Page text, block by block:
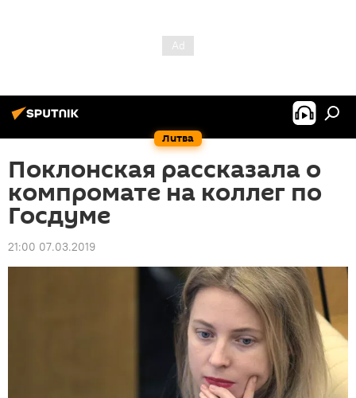
Литва
Поклонская рассказала о
компромате на коллег по
Госдуме
21:00 07.03.2019